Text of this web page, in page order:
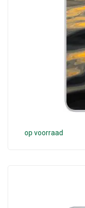
op voorraad